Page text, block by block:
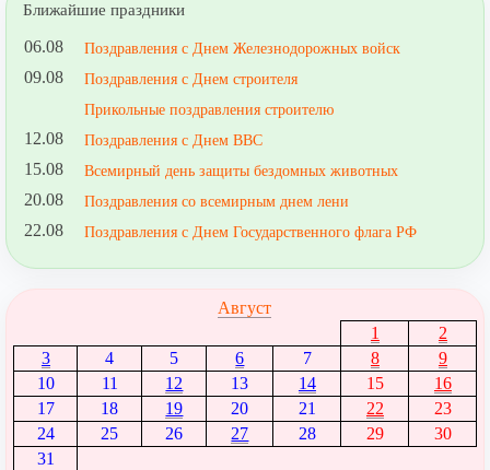
Ближайшие праздники
06.08 Поздравления с Днем Железнодорожных войск
09.08
Поздравления с Днем строителя
Прикольные поздравления строителю
12.08 Поздравления с Днем ВВС
15.08 Всемирный день защиты бездомных животных
20.08 Поздравления со всемирным днем лени
22.08 Поздравления с Днем Государственного флага РФ
Август
1
2
3
4 5 6 7 8
9
10
11 12 13 14 15
16
17
18 19 20 21 22
23
24
25 26 27 28 29
30
31